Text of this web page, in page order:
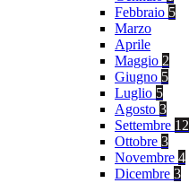
Febbraio 5
Marzo
Aprile
Maggio 2
Giugno 5
Luglio 5
Agosto 3
Settembre 12
Ottobre 3
Novembre 4
Dicembre 3